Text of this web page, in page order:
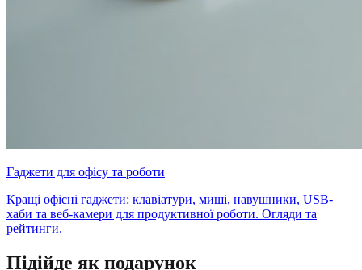
Гаджети для офісу та роботи
Кращі офісні гаджети: клавіатури, миші, навушники, USB-
хаби та веб-камери для продуктивної роботи. Огляди та
рейтинги.
Підійде як подарунок